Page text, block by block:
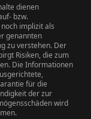
dienen
bzw.
implizit als
genannten
zu verstehen. Der
Risiken, die zum
Die Informationen
für die
der zur
wird